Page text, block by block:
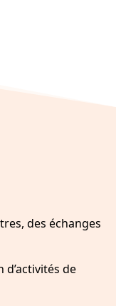
des échanges
de